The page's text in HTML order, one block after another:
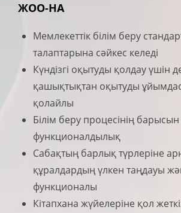
ЖОО-НА
Мемлекеттік білім беру
талаптарына сәйкес келеді
Күндізгі оқытуды қолдау үшін
қашықтықтан оқытуды
қолайлы
Білім беру процесінің барысын
функционалдылық
Сабақтың барлық түрлеріне
құралдардың үлкен таңдауы
функционалы
Кітапхана жүйелеріне қол